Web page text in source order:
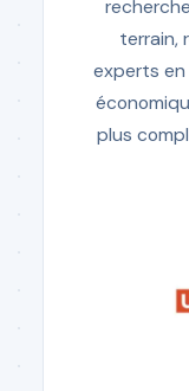
terrain,
experts
plus